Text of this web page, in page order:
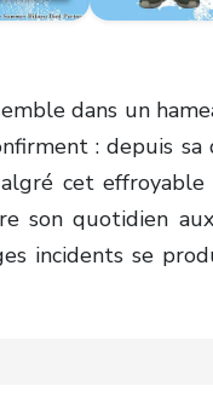
dans un
: depuis
cet effroyable
son quotidien
incidents se